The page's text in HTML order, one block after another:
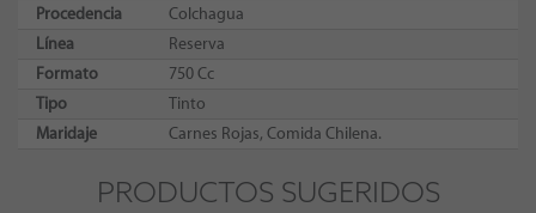
Procedencia
Colchagua
Línea
Reserva
Formato
750 Cc
Tipo
Tinto
Maridaje
Carnes Rojas, Comida Chilena.
PRODUCTOS SUGERIDOS